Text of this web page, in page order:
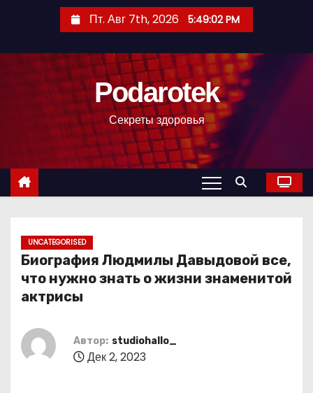
с
Пт. Авг 7th, 2026 5:49:03 PM
Podarotek
Секреты здоровья
UNCATEGORISED
Биография Людмилы Давыдовой все,
что нужно знать о жизни знаменитой
актрисы
Автор: studiohallo_
Дек 2, 2023